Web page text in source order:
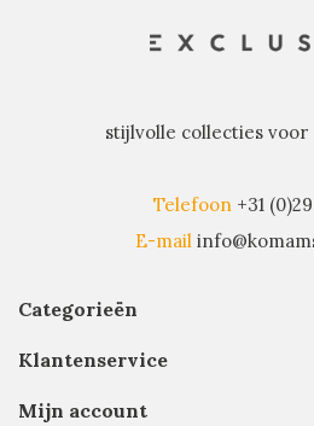
stijlvolle collecties
Telefoon +31
E-mail
Categorieën
Klantenservice
Mijn account